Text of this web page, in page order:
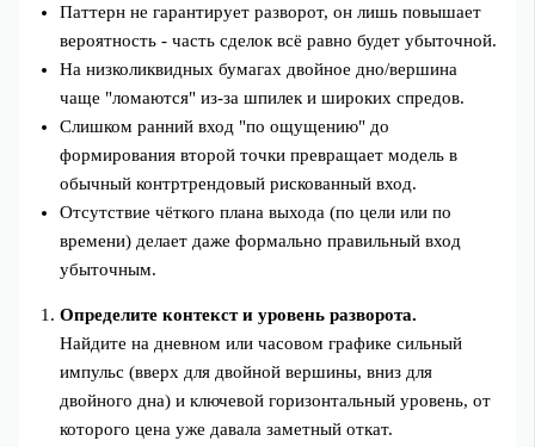
Паттерн не гарантирует разворот, он лишь повышает
вероятность - часть сделок всё равно будет убыточной.
На низколиквидных бумагах двойное дно/вершина
чаще "ломаются" из‑за шпилек и широких спредов.
Слишком ранний вход "по ощущению" до
формирования второй точки превращает модель в
обычный контртрендовый рискованный вход.
Отсутствие чёткого плана выхода (по цели или по
времени) делает даже формально правильный вход
убыточным.
Определите контекст и уровень разворота.
Найдите на дневном или часовом графике сильный
импульс (вверх для двойной вершины, вниз для
двойного дна) и ключевой горизонтальный уровень, от
которого цена уже давала заметный откат.